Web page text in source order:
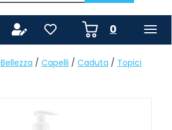
0prodotti
inseriti
Bellezza / Capelli / Caduta / Topici